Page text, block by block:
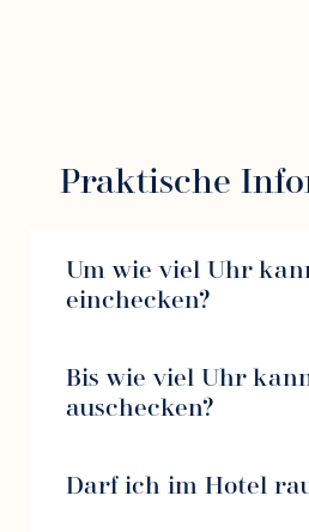
Praktische
Um wie viel Uhr
einchecken?
Bis wie viel Uhr
auschecken?
Darf ich im Hotel